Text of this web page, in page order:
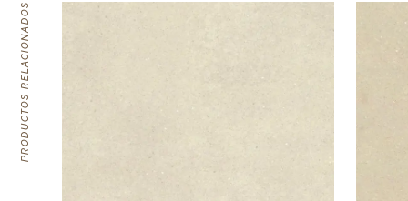
PRODUCTOS RELACIONADOS